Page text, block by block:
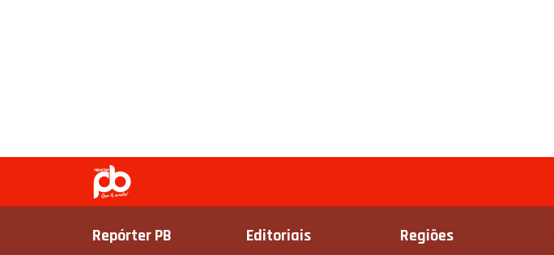
Repórter PB Editoriais Regiões